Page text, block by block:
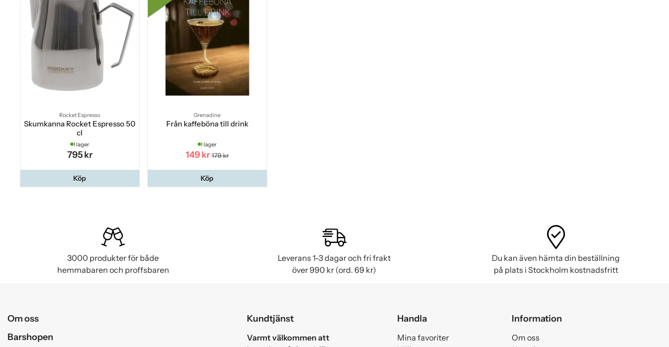
Rocket Espresso
Skumkanna Rocket Espresso 50
cl
I lager
795 kr
Köp
Grenadine
Från kaffeböna till drink
I lager
149 kr 179 kr
Köp
3000 produkter för både
hemmabaren och proffsbaren
Leverans 1-3 dagar och fri frakt
över 990 kr (ord. 69 kr)
Du kan även hämta din beställning
på plats i Stockholm kostnadsfritt
Om oss
Barshopen
Kundtjänst
Varmt välkommen att
Handla
Mina favoriter
Information
Om oss